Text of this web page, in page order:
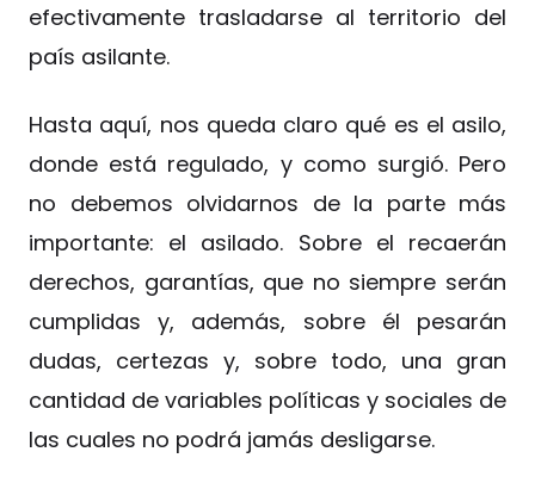
efectivamente trasladarse al territorio del
país asilante.
Hasta aquí, nos queda claro qué es el asilo,
donde está regulado, y como surgió. Pero
no debemos olvidarnos de la parte más
importante: el asilado. Sobre el recaerán
derechos, garantías, que no siempre serán
cumplidas y, además, sobre él pesarán
dudas, certezas y, sobre todo, una gran
cantidad de variables políticas y sociales de
las cuales no podrá jamás desligarse.